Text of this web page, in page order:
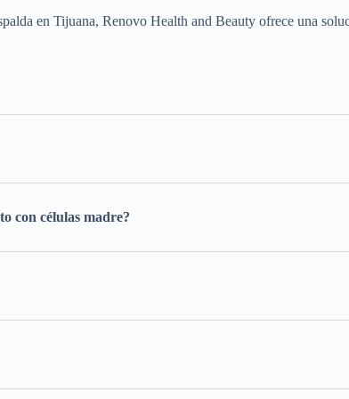
en Tijuana, Renovo Health and Beauty ofrece una
con células madre?